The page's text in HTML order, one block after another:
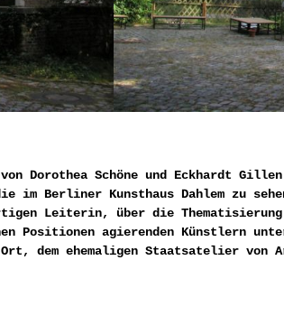
Dorothea Schöne und Eckhardt
im Berliner Kunsthaus Dahlem zu
Leiterin, über die
Positionen agierenden Künstlern
dem ehemaligen Staatsatelier von